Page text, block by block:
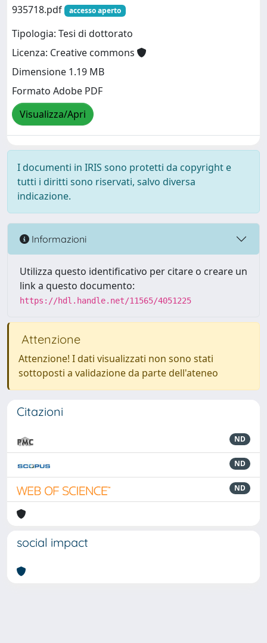
935718.pdf
accesso aperto
Tipologia: Tesi di dottorato
Licenza: Creative commons
Dimensione 1.19 MB
Formato Adobe PDF
Visualizza/Apri
I documenti in IRIS sono protetti da copyright e
tutti i diritti sono riservati, salvo diversa
indicazione.
Informazioni
Utilizza questo identificativo per citare o creare un
link a questo documento:
https://hdl.handle.net/11565/4051225
Attenzione
Attenzione! I dati visualizzati non sono stati
sottoposti a validazione da parte dell'ateneo
Citazioni
ND
ND
ND
social impact